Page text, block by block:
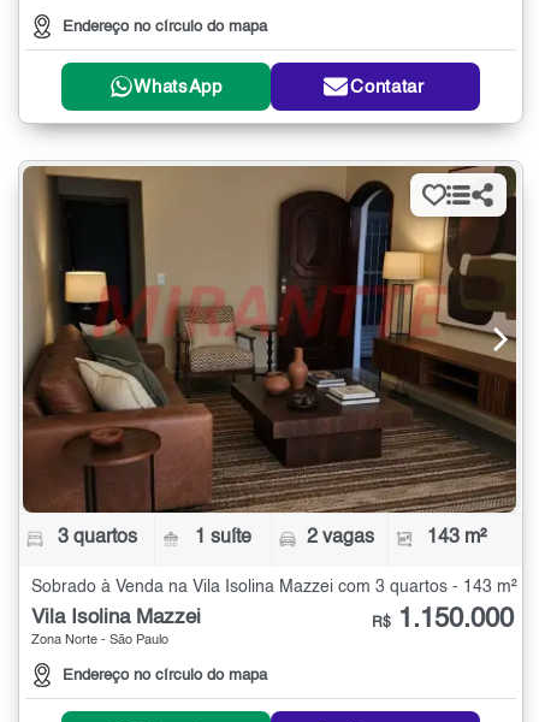
Endereço no círculo do mapa
WhatsApp Contatar
3 quartos 1 suíte 2 vagas 143 m²
Sobrado à Venda na Vila Isolina Mazzei com 3 quartos - 143 m²
Vila Isolina Mazzei
Zona Norte - São Paulo
Endereço no círculo do mapa
R$ 1.150.000